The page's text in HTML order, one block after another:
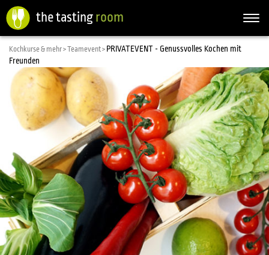
the tasting room
Kochkurse & mehr >Teamevent > PRIVATEVENT - Genussvolles Kochen mit
Freunden